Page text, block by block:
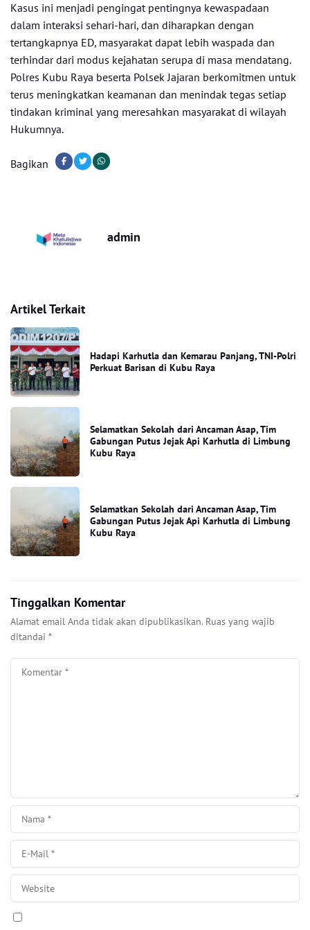
Kasus ini menjadi pengingat pentingnya kewaspadaan
dalam interaksi sehari-hari, dan diharapkan dengan
tertangkapnya ED, masyarakat dapat lebih waspada dan
terhindar dari modus kejahatan serupa di masa mendatang.
Polres Kubu Raya beserta Polsek Jajaran berkomitmen untuk
terus meningkatkan keamanan dan menindak tegas setiap
tindakan kriminal yang meresahkan masyarakat di wilayah
Hukumnya.
Bagikan
admin
Artikel Terkait
Hadapi Karhutla dan Kemarau Panjang, TNI-Polri
Perkuat Barisan di Kubu Raya
Selamatkan Sekolah dari Ancaman Asap, Tim
Gabungan Putus Jejak Api Karhutla di Limbung
Kubu Raya
Selamatkan Sekolah dari Ancaman Asap, Tim
Gabungan Putus Jejak Api Karhutla di Limbung
Kubu Raya
Tinggalkan Komentar
Alamat email Anda tidak akan dipublikasikan. Ruas yang wajib
ditandai *